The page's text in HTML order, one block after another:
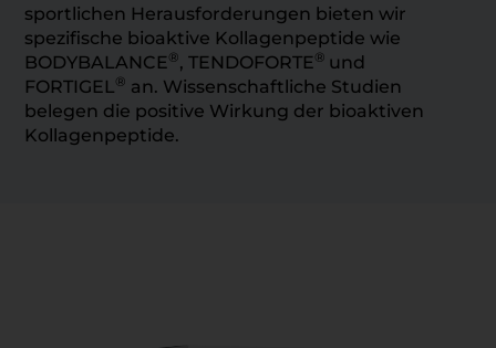
sportlichen Herausforderungen bieten wir
spezifische bioaktive Kollagenpeptide wie
BODYBALANCE®, TENDOFORTE® und
FORTIGEL ® an. Wissenschaftliche Studien
belegen die positive Wirkung der bioaktiven
Kollagenpeptide.